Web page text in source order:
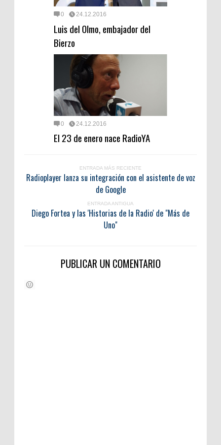
0 24.12.2016
Luis del Olmo, embajador del
Bierzo
0 24.12.2016
El 23 de enero nace RadioYA
ENTRADA MÁS RECIENTE
Radioplayer lanza su integración con el asistente de voz
de Google
ENTRADA ANTIGUA
Diego Fortea y las 'Historias de la Radio' de "Más de
Uno"
PUBLICAR UN COMENTARIO